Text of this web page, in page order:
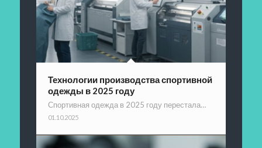
Технологии производства спортивной
одежды в 2025 году
Спортивная одежда в 2025 году перестала…
01.10.2025